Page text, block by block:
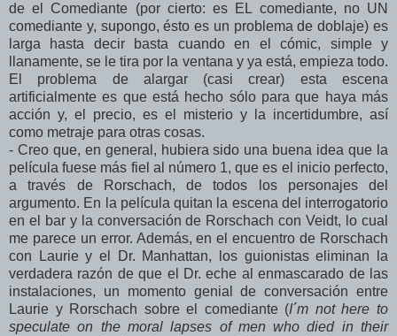
de el Comediante (por cierto: es EL comediante, no UN
comediante y, supongo, ésto es un problema de doblaje) es
larga hasta decir basta cuando en el cómic, simple y
llanamente, se le tira por la ventana y ya está, empieza todo.
El problema de alargar (casi crear) esta escena
artificialmente es que está hecho sólo para que haya más
acción y, el precio, es el misterio y la incertidumbre, así
como metraje para otras cosas.
- Creo que, en general, hubiera sido una buena idea que la
película fuese más fiel al número 1, que es el inicio perfecto,
a través de Rorschach, de todos los personajes del
argumento. En la película quitan la escena del interrogatorio
en el bar y la conversación de Rorschach con Veidt, lo cual
me parece un error. Además, en el encuentro de Rorschach
con Laurie y el Dr. Manhattan, los guionistas eliminan la
verdadera razón de que el Dr. eche al enmascarado de las
instalaciones, un momento genial de conversación entre
Laurie y Rorschach sobre el comediante (I´m not here to
speculate on the moral lapses of men who died in their